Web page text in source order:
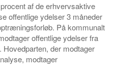
af de erhvervsaktive
offentlige ydelser 3 måneder
På kommunalt
offentlige ydelser fra
Hovedparten, der modtager
modtager